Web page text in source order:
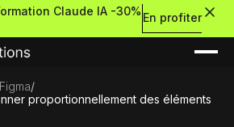
Claude IA -30% En profiter
Figma/
proportionnellement des éléments